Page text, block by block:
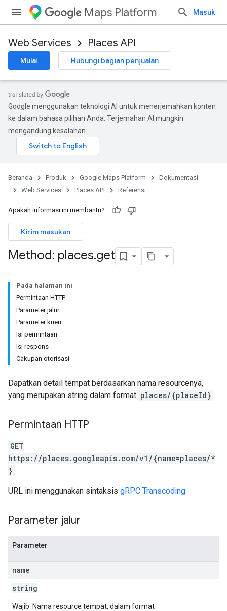
Maps Platform Masuk
Web Services Places API
Mulai Hubungi bagian penjualan
Google menggunakan teknologi AI untuk menerjemahkan konten
ke dalam bahasa pilihan Anda. Terjemahan AI mungkin
mengandung kesalahan.
Beranda Produk Google Maps Platform
Dokumentasi
Web Services
Places API Referensi
Apakah informasi ini membantu?
Kirim masukan
Method: places.get
Pada halaman ini
Permintaan HTTP
Parameter jalur
Parameter kueri
Isi permintaan
Isi respons
Cakupan otorisasi
Dapatkan detail tempat berdasarkan nama resourcenya,
yang merupakan string dalam format places/{placeId} .
Permintaan HTTP
GET
https://places.googleapis.com/v1/{name=places/*
}
URL ini menggunakan sintaksis gRPC Transcoding.
Parameter jalur
Parameter
name
string
Wajib. Nama resource tempat, dalam format